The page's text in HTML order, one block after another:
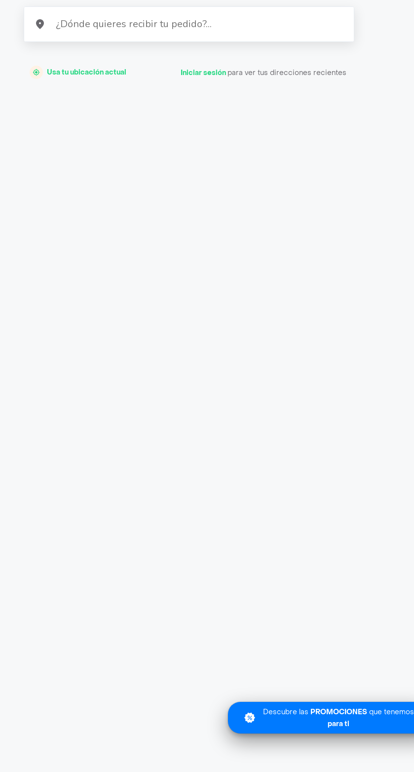
Descubre las PROMOCIONES que tenemos
para ti
Usa tu ubicación actual Iniciar sesión para ver tus direcciones recientes